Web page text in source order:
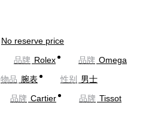
No reserve price
品牌 Rolex 品牌 Omega
物品 腕表 性别
男士
品牌 Cartier 品牌 Tissot